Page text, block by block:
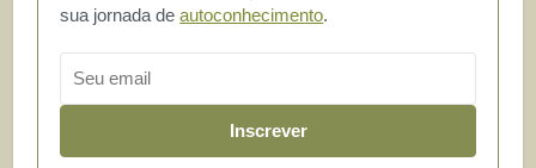
sua jornada deautoconhecimento.
Inscrever